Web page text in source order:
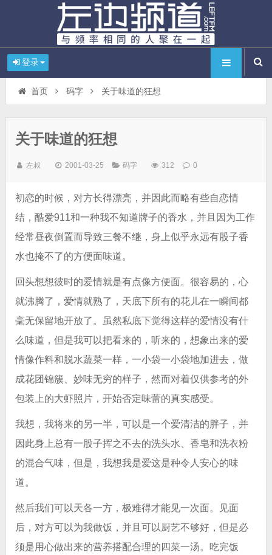
登录
首页 码字 关于味道的狂想
关于味道的狂想
左叔 2001-03-25 码字 312 0
初恋的时候，对方长得漂亮，并因此而略有些自恋情
结，酷爱911和一种我不知道牌子的香水，并且因为工作
经常昼夜倒置而导致三餐不继，身上似乎永远有股子香
水也掩不了的方便面味道。
回头想想彼时的爱情就是有点像方便面。很容易的，心
就沸腾了，爱情就熟了，天底下所有的花儿在一瞬间都
毫无保留地开放了。虽然私底下觉得这样的爱情没有什
么味道，但是我可以把看来的，听来的，想象出来的爱
情像作料和脱水蔬菜一样，一小袋一小袋地加进去，做
成花团锦簇、妙味无穷的样子，然而对着仅供参考的外
包装上的大虾照片，开始否定味蕾的真实感受。
我想，我将来的另一半，可以是一个爱清洁的胖子，并
因此身上总有一股子挥之不去的洗头水、香皂和洗衣粉
的混合气味，但是，我想我是爱这是种令人安心的味
道。
然后我们可以天各一方，极难得才能见一次面。见面
后，对方可以为我做饭，并且可以厨艺不够好，但是必
须是用心做出来的营养搭配合理的四菜一汤。吃完饭